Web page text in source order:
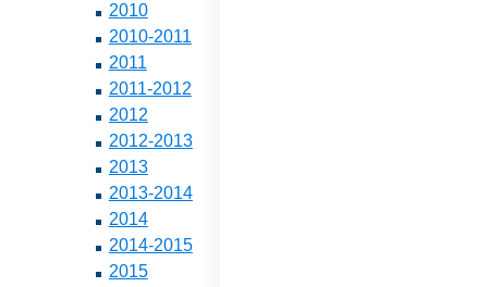
2010
2010-2011
2011
2011-2012
2012
2012-2013
2013
2013-2014
2014
2014-2015
2015